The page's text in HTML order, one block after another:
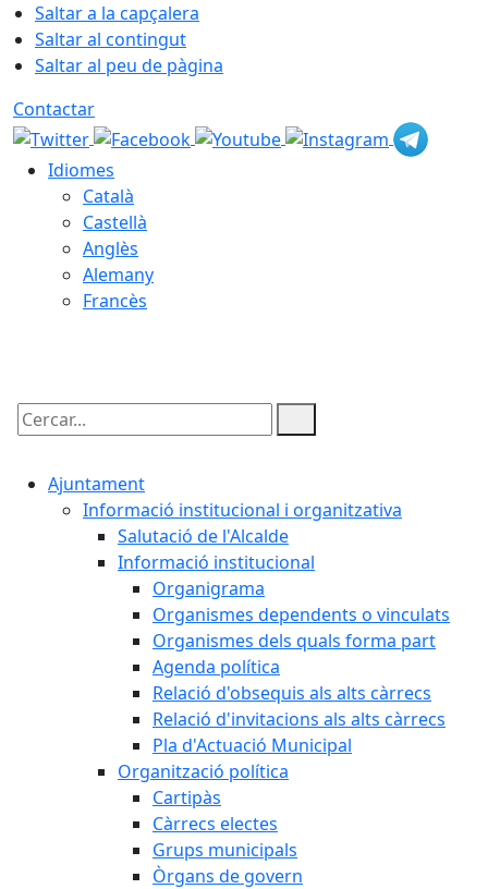
Saltar a la capçalera
Saltar al contingut
Saltar al peu de pàgina
Contactar
Idiomes
Català
Castellà
Anglès
Alemany
Francès
Cercar:
Ajuntament
Informació institucional i organitzativa
Salutació de l'Alcalde
Informació institucional
Organigrama
Organismes dependents o vinculats
Organismes dels quals forma part
Agenda política
Relació d'obsequis als alts càrrecs
Relació d'invitacions als alts càrrecs
Pla d'Actuació Municipal
Organització política
Cartipàs
Càrrecs electes
Grups municipals
Òrgans de govern